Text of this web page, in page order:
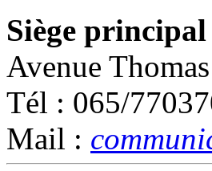
Siège
Avenue
Tél : 065/
Mail :